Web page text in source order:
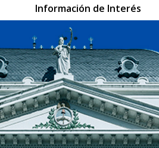
Información de Interés